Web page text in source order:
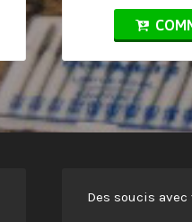
Des soucis